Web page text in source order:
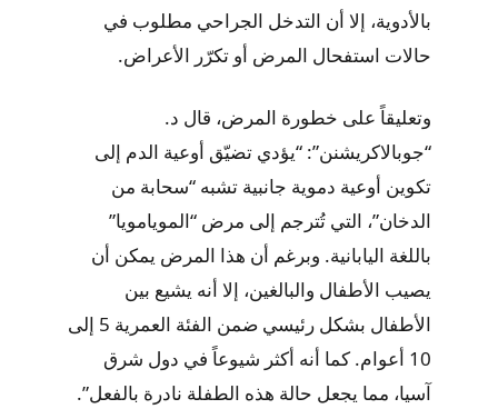
بالأدوية، إلا أن التدخل الجراحي مطلوب في
حالات استفحال المرض أو تكرّر الأعراض.
وتعليقاً على خطورة المرض، قال د.
“جوبالاكريشنن”: “يؤدي تضيّق أوعية الدم إلى
تكوين أوعية دموية جانبية تشبه “سحابة من
الدخان”، التي تُترجم إلى مرض “المويامويا”
باللغة اليابانية. وبرغم أن هذا المرض يمكن أن
يصيب الأطفال والبالغين، إلا أنه يشيع بين
الأطفال بشكل رئيسي ضمن الفئة العمرية 5 إلى
10 أعوام. كما أنه أكثر شيوعاً في دول شرق
آسيا، مما يجعل حالة هذه الطفلة نادرة بالفعل”.